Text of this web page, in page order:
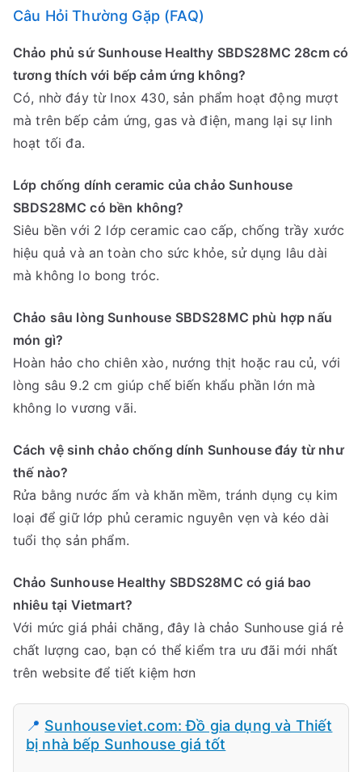
Câu Hỏi Thường Gặp (FAQ)
Chảo phủ sứ Sunhouse Healthy SBDS28MC 28cm có
tương thích với bếp cảm ứng không?
Có, nhờ đáy từ Inox 430, sản phẩm hoạt động mượt
mà trên bếp cảm ứng, gas và điện, mang lại sự linh
hoạt tối đa.
Lớp chống dính ceramic của chảo Sunhouse
SBDS28MC có bền không?
Siêu bền với 2 lớp ceramic cao cấp, chống trầy xước
hiệu quả và an toàn cho sức khỏe, sử dụng lâu dài
mà không lo bong tróc.
Chảo sâu lòng Sunhouse SBDS28MC phù hợp nấu
món gì?
Hoàn hảo cho chiên xào, nướng thịt hoặc rau củ, với
lòng sâu 9.2 cm giúp chế biến khẩu phần lớn mà
không lo vương vãi.
Cách vệ sinh chảo chống dính Sunhouse đáy từ như
thế nào?
Rửa bằng nước ấm và khăn mềm, tránh dụng cụ kim
loại để giữ lớp phủ ceramic nguyên vẹn và kéo dài
tuổi thọ sản phẩm.
Chảo Sunhouse Healthy SBDS28MC có giá bao
nhiêu tại Vietmart?
Với mức giá phải chăng, đây là chảo Sunhouse giá rẻ
chất lượng cao, bạn có thể kiểm tra ưu đãi mới nhất
trên website để tiết kiệm hơn
📍 Sunhouseviet.com: Đồ gia dụng và Thiết
bị nhà bếp Sunhouse giá tốt